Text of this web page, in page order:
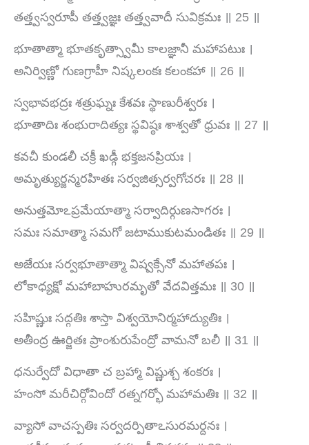
తత్త్వస్వరూపీ తత్త్వజ్ఞః తత్త్వవాదీ సువిక్రమః ॥ 25 ॥
భూతాత్మా భూతకృత్స్వామీ కాలజ్ఞానీ మహాపటుః ।
అనిర్విణ్ణో గుణగ్రాహీ నిష్కలంకః కలంకహా ॥ 26 ॥
స్వభావభద్రః శత్రుఘ్నః కేశవః స్థాణురీశ్వరః ।
భూతాదిః శంభురాదిత్యః స్థవిష్ఠః శాశ్వతో ధ్రువః ॥ 27 ॥
కవచీ కుండలీ చక్రీ ఖడ్గీ భక్తజనప్రియః ।
అమృత్యుర్జన్మరహితః సర్వజిత్సర్వగోచరః ॥ 28 ॥
అనుత్తమోఽప్రమేయాత్మా సర్వాదిర్గుణసాగరః ।
సమః సమాత్మా సమగో జటాముకుటమండితః ॥ 29 ॥
అజేయః సర్వభూతాత్మా విష్వక్సేనో మహాతపః ।
లోకాధ్యక్షో మహాబాహురమృతో వేదవిత్తమః ॥ 30 ॥
సహిష్ణుః సద్గతిః శాస్తా విశ్వయోనిర్మహాద్యుతిః ।
అతీంద్ర ఊర్జితః ప్రాంశురుపేంద్రో వామనో బలీ ॥ 31 ॥
ధనుర్వేదో విధాతా చ బ్రహ్మా విష్ణుశ్చ శంకరః ।
హంసో మరీచిర్గోవిందో రత్నగర్భో మహామతిః ॥ 32 ॥
వ్యాసో వాచస్పతిః సర్వదర్పితాఽసురమర్దనః ।